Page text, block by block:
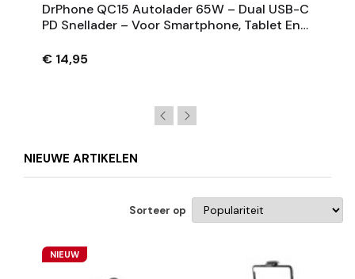
DrPhone QC15 Autolader 65W – Dual USB-C
PD Snellader – Voor Smartphone, Tablet En
€ 14,95
NIEUWE ARTIKELEN
Sorteer op
NIEUW